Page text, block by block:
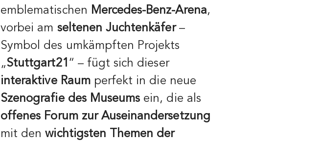
emblematischen Mercedes-Benz-Arena,
vorbei am seltenen Juchtenkäfer–
Symbol des umkämpften Projekts
„Stuttgart21 “ – fügt sich dieser
interaktive Raumperfekt in die neue
Szenografie des Museums ein, die als
offenes Forum zur Auseinandersetzung
mit denwichtigsten Themen der